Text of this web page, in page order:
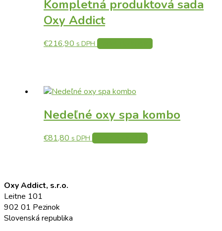
Kompletná produktová sada
Oxy Addict
€216,90 s DPH Pridať do košíka
Nedeľné oxy spa kombo
€81,80 s DPH Pridať do košíka
Oxy Addict, s.r.o.
Leitne 101
902 01 Pezinok
Slovenská republika